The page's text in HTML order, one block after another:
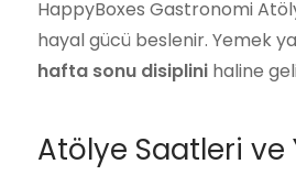
HappyBoxes Gastronomi
hayal gücü beslenir. Yemek
hafta sonu disiplinihaline
Atölye Saatleri ve